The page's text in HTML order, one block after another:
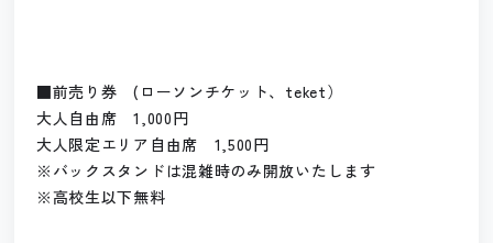
■前売り券 (ローソンチケット、teket）
大人自由席 1,000円
大人限定エリア自由席 1,500円
※バックスタンドは混雑時のみ開放いたします
※高校生以下無料